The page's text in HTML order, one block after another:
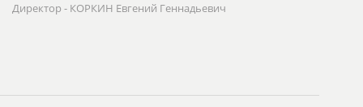
Директор - КОРКИН Евгений Геннадьевич